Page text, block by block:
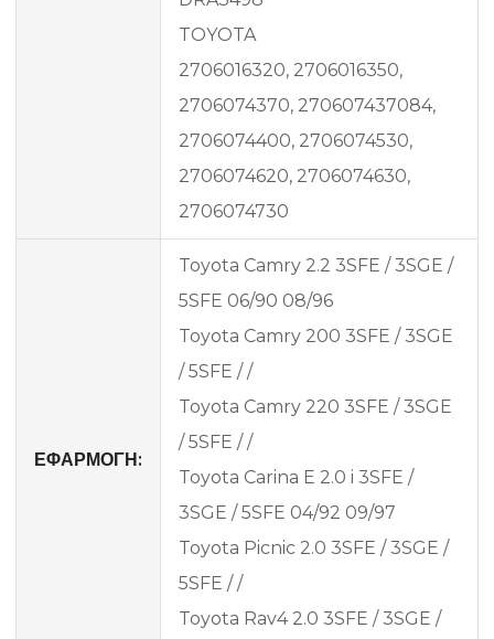
TOYOTA
2706016320, 2706016350,
2706074370, 270607437084,
2706074400, 2706074530,
2706074620, 2706074630,
2706074730
ΕΦΑΡΜΟΓΗ:
Toyota Camry 2.2 3SFE / 3SGE /
5SFE 06/90 08/96
Toyota Camry 200 3SFE / 3SGE
/ 5SFE / /
Toyota Camry 220 3SFE / 3SGE
/ 5SFE / /
Toyota Carina E 2.0 i 3SFE /
3SGE / 5SFE 04/92 09/97
Toyota Picnic 2.0 3SFE / 3SGE /
5SFE / /
Toyota Rav4 2.0 3SFE / 3SGE /